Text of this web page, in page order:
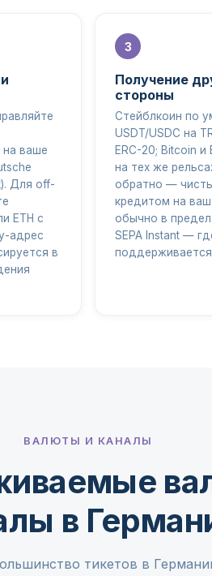
на ваше
Для off-
ETH с
адрес
в
Получение
стороны
Стейблкоин по
USDT/USDC на
ERC-20; Bitcoin и
на тех же
обратно —
кредитом на ваш
обычно в
SEPA Instant —
ВАЛЮТЫ И КАНАЛЫ
в
тикетов в